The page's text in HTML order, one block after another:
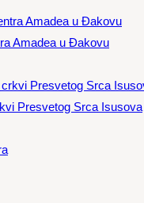
Amadea u Đakovu
Presvetog Srca Isusova